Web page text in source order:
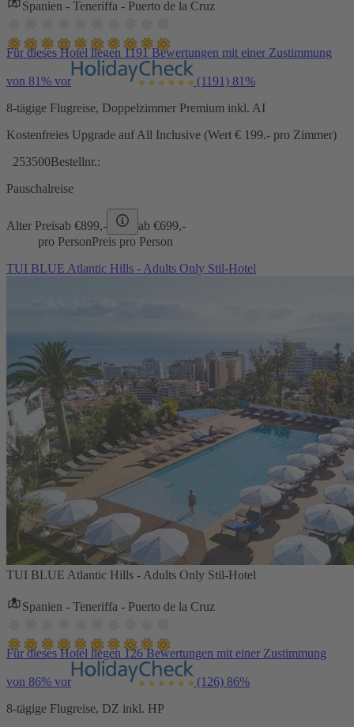
Spanien - Teneriffa - Puerto de la Cruz
Für dieses Hotel liegen 1191 Bewertungen mit einer Zustimmung
von 81% vor (1191) 81%
8-tägige Flugreise, Doppelzimmer Premium inkl. AI
Kostenfreies Upgrade auf All Inclusive (Wert € 199.- pro Zimmer)
253500Bestellnr.:
Pauschalreise
Alter Preisab €899,- ab €699,-
pro PersonPreis pro Person
TUI BLUE Atlantic Hills - Adults Only Stil-Hotel
TUI BLUE Atlantic Hills - Adults Only Stil-Hotel
Spanien - Teneriffa - Puerto de la Cruz
Für dieses Hotel liegen 126 Bewertungen mit einer Zustimmung
von 86% vor (126) 86%
8-tägige Flugreise, DZ inkl. HP